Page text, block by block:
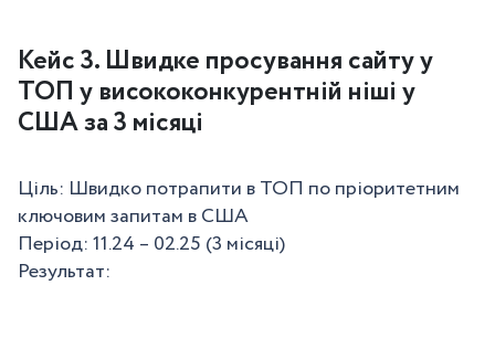
Кейс 3. Швидке просування сайту у
ТОП у висококонкурентній ніші у
США за 3 місяці
Ціль: Швидко потрапити в ТОП по пріоритетним
ключовим запитам в США
Період: 11.24 – 02.25 (3 місяці)
Результат: